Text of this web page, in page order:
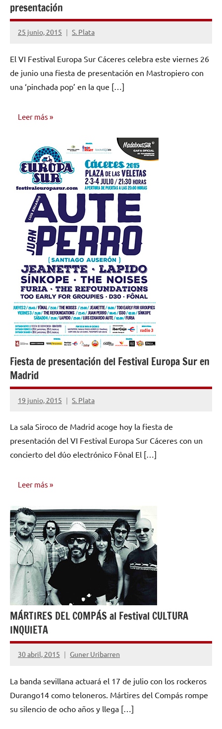
presentación
25 junio, 2015 S. Plata
No
comentarios
El VI Festival Europa Sur Cáceres celebra este viernes 26
de junio una fiesta de presentación en Mastropiero con
una ‘pinchada pop’ en la que […]
Leer más
NOTICIAS
Fiesta de presentación del Festival Europa Sur en
Madrid
19 junio, 2015 S. Plata
No
comentarios
La sala Siroco de Madrid acoge hoy la fiesta de
presentación del VI Festival Europa Sur Cáceres con un
concierto del dúo electrónico Fônal El […]
Leer más
NOTICIAS
MÁRTIRES DEL COMPÁS al Festival CULTURA
INQUIETA
30 abril, 2015 Guner Uribarren
No
comentarios
La banda sevillana actuará el 17 de julio con los rockeros
Durango14 como teloneros. Mártires del Compás rompe
su silencio de ocho años y llega […]